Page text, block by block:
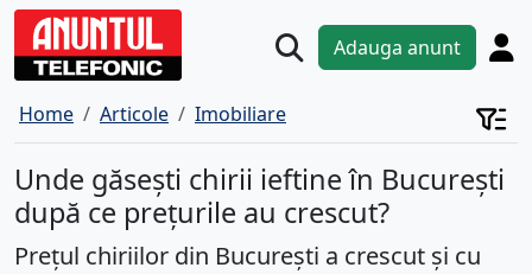
Adauga anunt
Home Articole Imobiliare
Unde găsești chirii ieftine în București
după ce prețurile au crescut?
Prețul chiriilor din București a crescut și cu